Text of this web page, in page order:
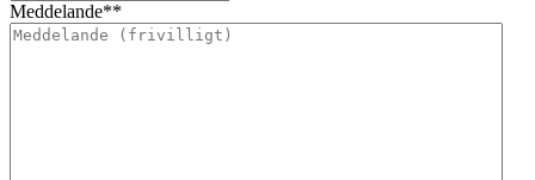
Meddelande**